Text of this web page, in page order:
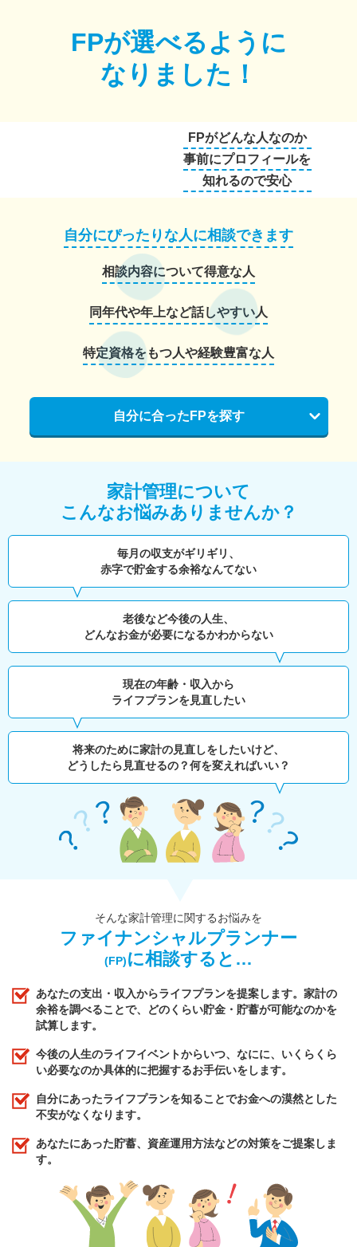
FPが選べるように
なりました！
FPがどんな人なのか
事前にプロフィールを
知れるので安心
自分にぴったりな人に相談できます
相談内容について得意な人
同年代や年上など話しやすい人
特定資格をもつ人や経験豊富な人
自分に合ったFPを探す
家計管理について
こんなお悩みありませんか？
毎月の収支がギリギリ、
赤字で貯金する余裕なんてない
老後など今後の人生、
どんなお金が必要になるかわからない
現在の年齢・収入から
ライフプランを見直したい
将来のために家計の見直しをしたいけど、
どうしたら見直せるの？何を変えればいい？
そんな家計管理に関するお悩みを
ファイナンシャルプランナー
(FP)に相談すると…
あなたの支出・収入からライフプランを提案します。家計の
余裕を調べることで、どのくらい貯金・貯蓄が可能なのかを
試算します。
今後の人生のライフイベントからいつ、なにに、いくらくら
い必要なのか具体的に把握するお手伝いをします。
自分にあったライフプランを知ることでお金への漠然とした
不安がなくなります。
あなたにあった貯蓄、資産運用方法などの対策をご提案しま
す。